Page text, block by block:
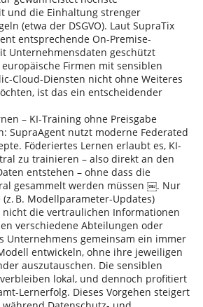
und die Einhaltung strenger
(etwa der DSGVO). Laut SupraTix
entsprechende On-Premise-
Unternehmensdaten geschützt
Firmen mit sensiblen
Cloud-Diensten nicht ohne Weiteres
ist das ein entscheidender
– KI-Training ohne Preisgabe
SupraAgent nutzt moderne Federated
Föderiertes Lernen erlaubt es, KI-
zu trainieren – also direkt an den
entstehen – ohne dass die
gesammelt werden müssen ￼. Nur
B. Modellparameter-Updates)
die vertraulichen Informationen
verschiedene Abteilungen oder
Unternehmens gemeinsam ein immer
entwickeln, ohne ihre jeweiligen
auszutauschen. Die sensiblen
lokal, und dennoch profitiert
Lernerfolg. Dieses Vorgehen steigert